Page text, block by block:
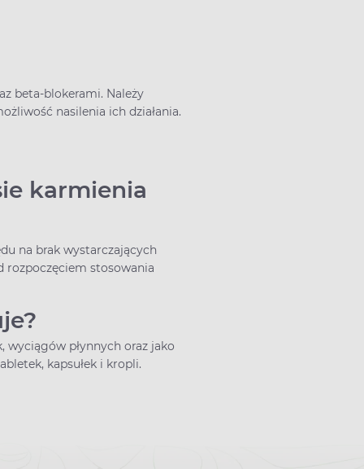
beta-blokerami. Należy
nasilenia ich działania.
karmienia
na brak wystarczających
rozpoczęciem stosowania
płynnych oraz jako
kapsułek i kropli.